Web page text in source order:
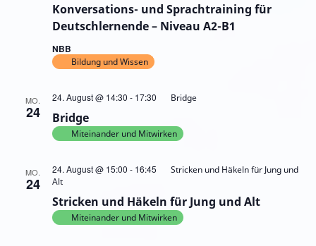
Konversations- und Sprachtraining für
Deutschlernende – Niveau A2-B1
NBB
Bildung und Wissen
MO.
24 Bridge
24. August @ 14:30 - 17:30 Bridge
Miteinander und Mitwirken
MO.
24
Stricken und Häkeln für Jung und Alt
24. August @ 15:00 - 16:45
Stricken und Häkeln für Jung und
Alt
Miteinander und Mitwirken